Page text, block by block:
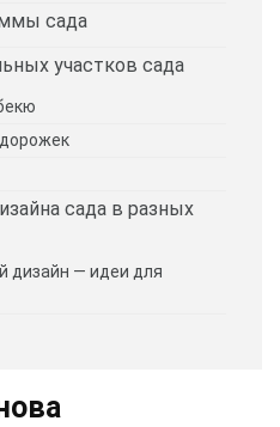
сада
участков сада
сада в разных
дизайн — идеи для